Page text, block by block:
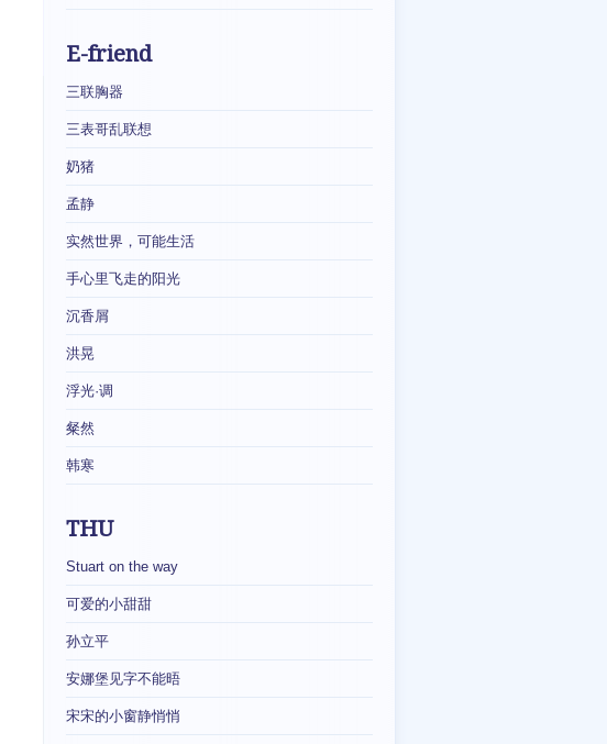
E-friend
三联胸器
三表哥乱联想
奶猪
孟静
实然世界，可能生活
手心里飞走的阳光
沉香屑
洪晃
浮光·调
粲然
韩寒
THU
Stuart on the way
可爱的小甜甜
孙立平
安娜堡见字不能晤
宋宋的小窗静悄悄